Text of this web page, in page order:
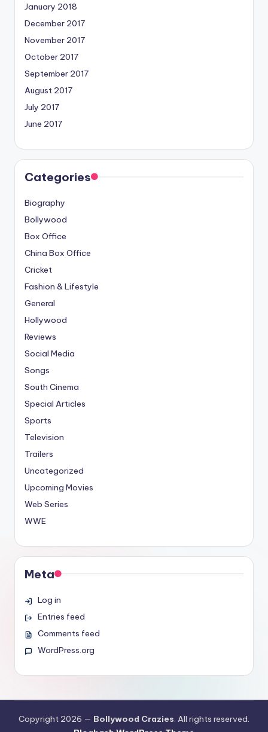
January 2018
December 2017
November 2017
October 2017
September 2017
August 2017
July 2017
June 2017
Categories
Biography
Bollywood
Box Office
China Box Office
Cricket
Fashion & Lifestyle
General
Hollywood
Reviews
Social Media
Songs
South Cinema
Special Articles
Sports
Television
Trailers
Uncategorized
Upcoming Movies
Web Series
WWE
Meta
Log in
Entries feed
Comments feed
WordPress.org
Copyright 2026 — Bollywood Crazies . All rights reserved.